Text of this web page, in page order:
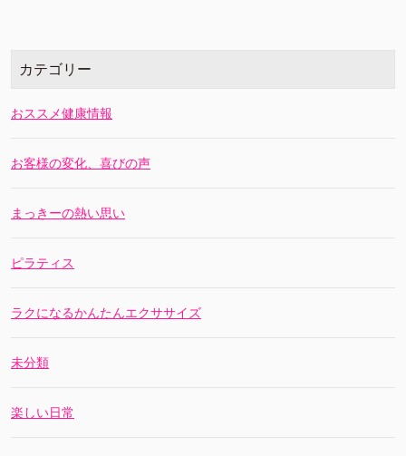
カテゴリー
おススメ健康情報
お客様の変化、喜びの声
まっきーの熱い思い
ピラティス
ラクになるかんたんエクササイズ
未分類
楽しい日常